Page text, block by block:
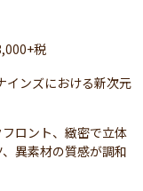
税
インズにおける新次元
ロント、緻密で立体
異素材の質感が調和